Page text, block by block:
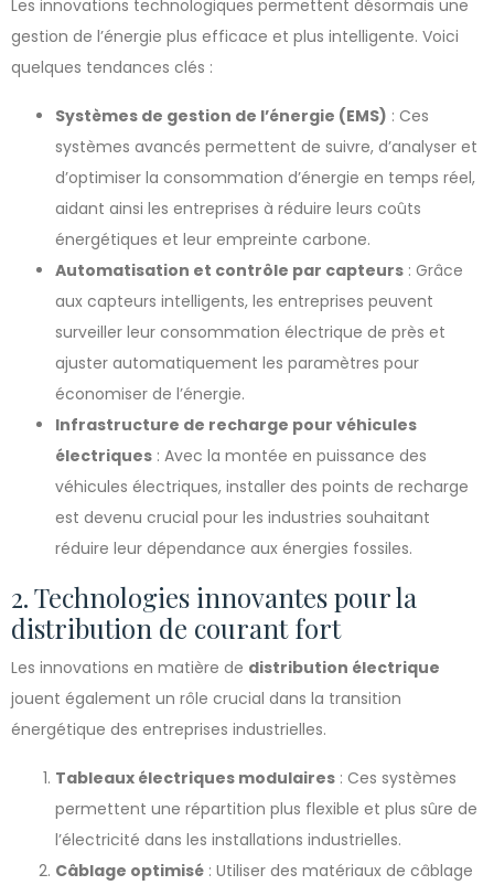
Les innovations technologiques permettent désormais une
gestion de l’énergie plus efficace et plus intelligente. Voici
quelques tendances clés :
Systèmes de gestion de l’énergie (EMS) : Ces
systèmes avancés permettent de suivre, d’analyser et
d’optimiser la consommation d’énergie en temps réel,
aidant ainsi les entreprises à réduire leurs coûts
énergétiques et leur empreinte carbone.
Automatisation et contrôle par capteurs : Grâce
aux capteurs intelligents, les entreprises peuvent
surveiller leur consommation électrique de près et
ajuster automatiquement les paramètres pour
économiser de l’énergie.
Infrastructure de recharge pour véhicules
électriques : Avec la montée en puissance des
véhicules électriques, installer des points de recharge
est devenu crucial pour les industries souhaitant
réduire leur dépendance aux énergies fossiles.
2. Technologies innovantes pour la
distribution de courant fort
Les innovations en matière de distribution électrique
jouent également un rôle crucial dans la transition
énergétique des entreprises industrielles.
Tableaux électriques modulaires : Ces systèmes
permettent une répartition plus flexible et plus sûre de
l’électricité dans les installations industrielles.
Câblage optimisé : Utiliser des matériaux de câblage